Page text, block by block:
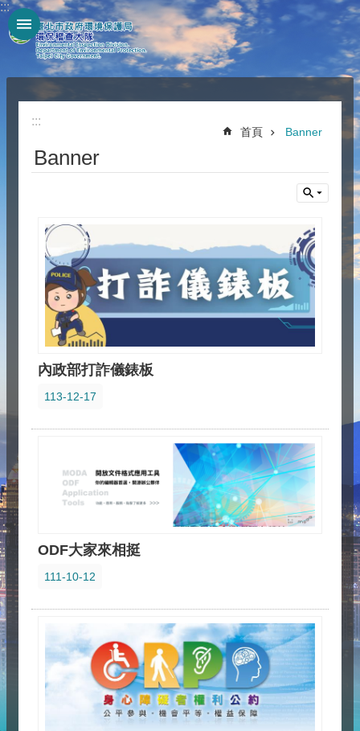
跳到主要內容區塊
:::
:::
首頁 Banner
Banner
內政部打詐儀錶板
113-12-17
ODF大家來相挺
111-10-12